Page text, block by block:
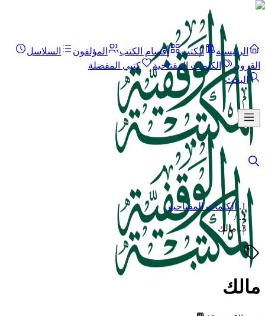
الرئيسية الكتب أقسام الكتب المؤلفون
السلاسل
القرون
الكلمات المفتاحية
كتبي المفضلة
البحث
الكلمات المفتاحية
/
مالك
مالك